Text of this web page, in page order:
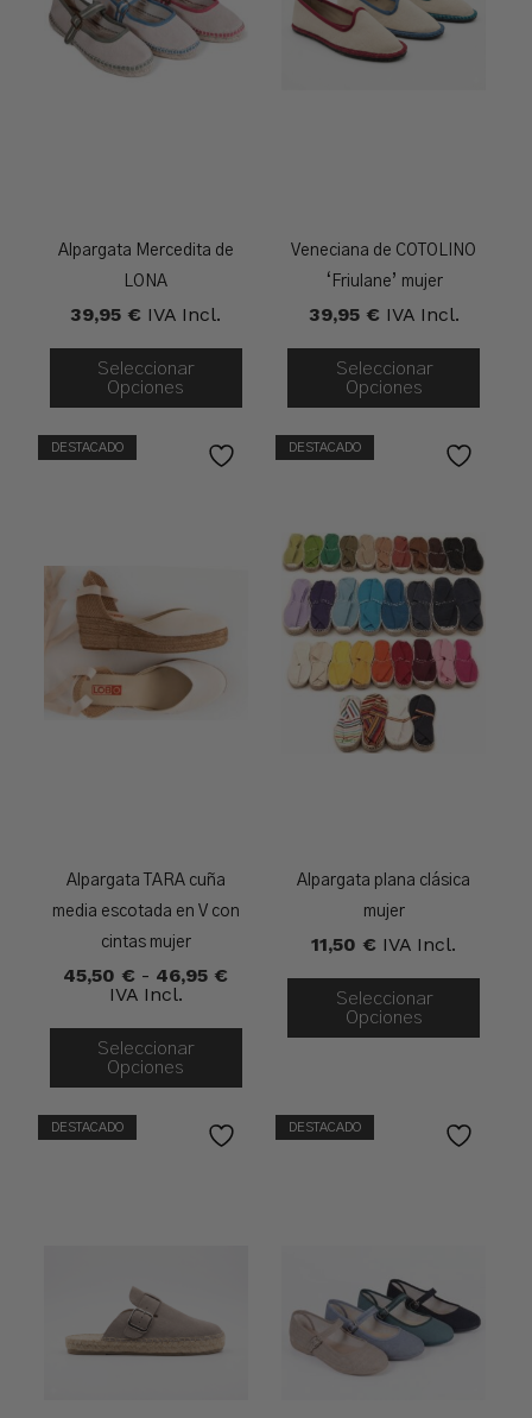
Alpargata Mercedita de
LONA
39,95 € IVA Incl.
Seleccionar
Opciones
Veneciana de COTOLINO
‘Friulane’ mujer
39,95 € IVA Incl.
Seleccionar
Opciones
DESTACADO
Alpargata TARA cuña
media escotada en V con
cintas mujer
45,50 € - 46,95 €Rango
Desde
46,95 €
IVA Incl.
Seleccionar
Opciones
DESTACADO
Alpargata plana clásica
mujer
11,50 € IVA Incl.
Seleccionar
Opciones
DESTACADO DESTACADO